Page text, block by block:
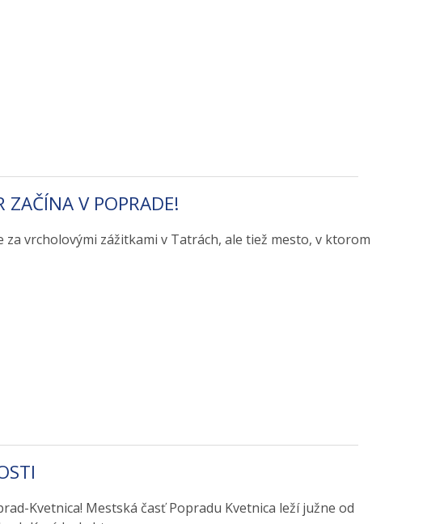
ZAČÍNA V POPRADE!
vrcholovými zážitkami v Tatrách, ale tiež mesto, v ktorom
Kvetnica! Mestská časť Popradu Kvetnica leží južne od